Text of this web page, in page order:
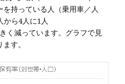
持っている人（乗用車／人
から4人に1人
く減っています。グラフで見
す。